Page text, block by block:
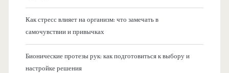
Как стресс влияет на организм: что замечать в
самочувствии и привычках
Бионические протезы рук: как подготовиться к выбору и
настройке решения